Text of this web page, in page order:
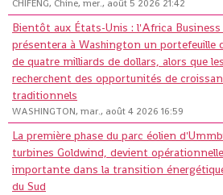
CHIFENG, Chine, mer., août 5 2026 21:42
Bientôt aux États-Unis : l'Africa
présentera à Washington un portefeuille
de quatre milliards de dollars, alors que
recherchent des opportunités de
traditionnels
WASHINGTON, mar., août 4 2026 16:59
La première phase du parc éolien
turbines Goldwind, devient
importante dans la transition
du Sud